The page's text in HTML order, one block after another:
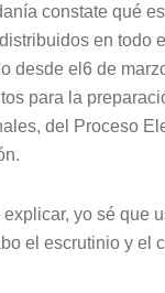
constate qué
en todo
desde el6 de
para la
del Proceso
yo sé que
el escrutinio y el